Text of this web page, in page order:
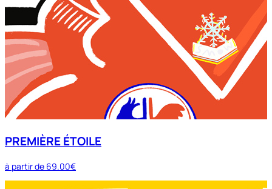
PREMIÈRE ÉTOILE
à partir de 69.00€